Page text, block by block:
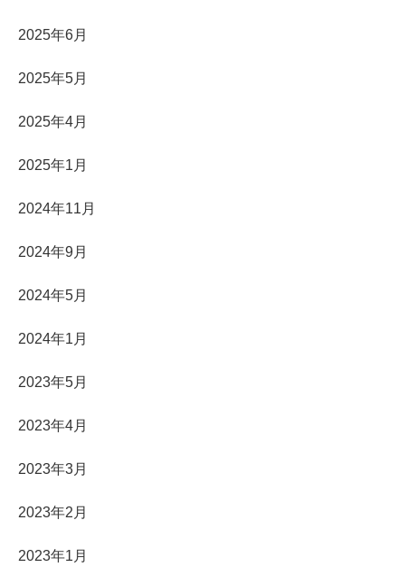
2025年6月
2025年5月
2025年4月
2025年1月
2024年11月
2024年9月
2024年5月
2024年1月
2023年5月
2023年4月
2023年3月
2023年2月
2023年1月